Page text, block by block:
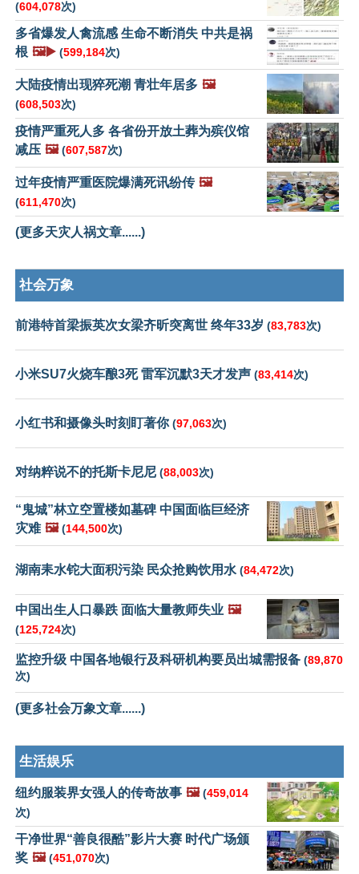
(604,078次)
多省爆发人禽流感 生命不断消失 中共是祸
根 🖼️▶️ (599,184次)
大陆疫情出现猝死潮 青壮年居多 🖼️
(608,503次)
疫情严重死人多 各省份开放土葬为殡仪馆
减压 🖼️ (607,587次)
过年疫情严重医院爆满死讯纷传 🖼️
(611,470次)
(更多天灾人祸文章......)
社会万象
前港特首梁振英次女梁齐昕突离世 终年33岁 (83,783次)
小米SU7火烧车酿3死 雷军沉默3天才发声 (83,414次)
小红书和摄像头时刻盯著你(97,063次)
对纳粹说不的托斯卡尼尼 (88,003次)
“鬼城”林立空置楼如墓碑 中国面临巨经济
灾难 🖼️ (144,500次)
湖南耒水铊大面积污染 民众抢购饮用水 (84,472次)
中国出生人口暴跌 面临大量教师失业 🖼️
(125,724次)
监控升级 中国各地银行及科研机构要员出城需报备 (89,870
次)
(更多社会万象文章......)
生活娱乐
纽约服装界女强人的传奇故事 🖼️ (459,014
次)
干净世界“善良很酷”影片大赛 时代广场颁
奖 🖼️ (451,070次)